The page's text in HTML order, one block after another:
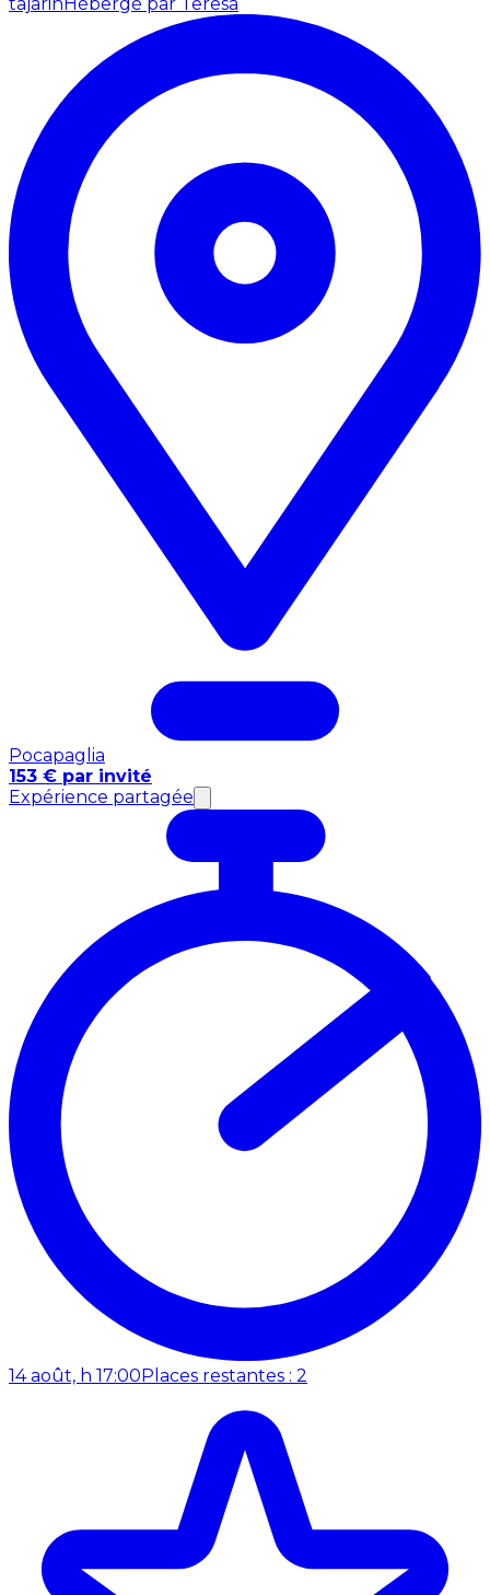
Pocapaglia
153 € par invité
Expérience partagée
14 août, h 17:00Places restantes : 2